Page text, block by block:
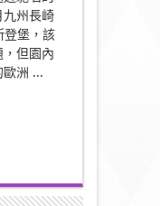
九州長崎
堡，該
但園內
歐洲 ...